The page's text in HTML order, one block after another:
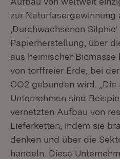
zur Naturfasergewinnung
‚Durchwachsenen
Papierherstellung, über
aus heimischer
von torffreier Erde, bei
CO2 gebunden wird.
Unternehmen sind
vernetzten Aufbau von
Lieferketten, indem sie
denken und über die
handeln. Diese